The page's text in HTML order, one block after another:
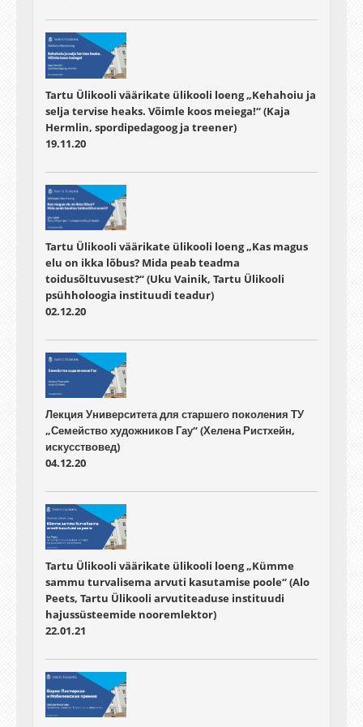
Tartu Ülikooli väärikate ülikooli loeng „Kehahoiu ja
selja tervise heaks. Võimle koos meiega!“ (Kaja
Hermlin, spordipedagoog ja treener)
19.11.20
Tartu Ülikooli väärikate ülikooli loeng „Kas magus
elu on ikka lõbus? Mida peab teadma
toidusõltuvusest?“ (Uku Vainik, Tartu Ülikooli
psühholoogia instituudi teadur)
02.12.20
Лекция Университета для старшего поколения ТУ
„Семейство художников Гау“ (Хелена Ристхейн,
искусствовед)
04.12.20
Tartu Ülikooli väärikate ülikooli loeng „Kümme
sammu turvalisema arvuti kasutamise poole“ (Alo
Peets, Tartu Ülikooli arvutiteaduse instituudi
hajussüsteemide nooremlektor)
22.01.21